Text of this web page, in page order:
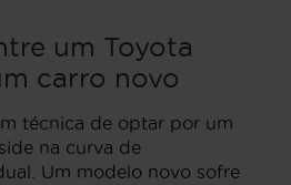
um Toyota
carro novo
técnica de optar por um
na curva de
Um modelo novo sofre